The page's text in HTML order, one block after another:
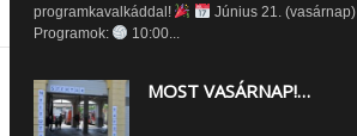
programkavalkáddal!
Június 21. (vasárnap)
Programok:
10:00...
MOST VASÁRNAP!…